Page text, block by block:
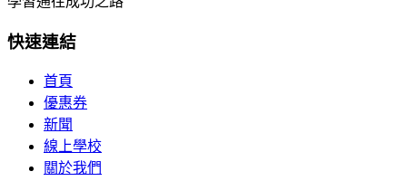
快速連結
首頁
優惠券
新聞
線上學校
關於我們